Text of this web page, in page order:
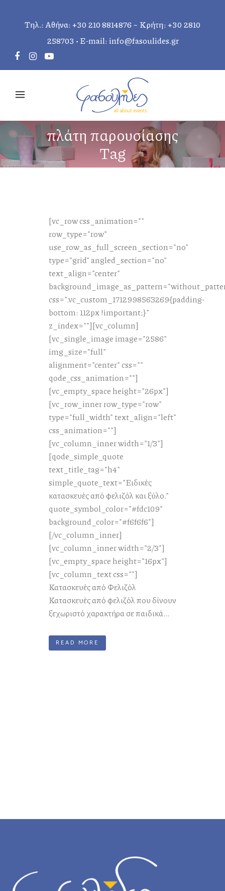
Τηλ.: Αθήνα:+30 210 8814876 ~ Κρήτη:+30 2810
258703 • E-mail:info@fasoulides.gr
πλάτη παρουσίασης
Tag
[vc_row css_animation=""
row_type="row"
use_row_as_full_screen_section="no"
type="grid" angled_section="no"
text_align="center"
css=".vc_custom_1712998563269{padding-
bottom: 112px !important;}"
z_index=""][vc_column]
[vc_single_image image="2586"
img_size="full"
alignment="center" css=""
qode_css_animation=""]
[vc_empty_space height="26px"]
[vc_row_inner row_type="row"
type="full_width" text_align="left"
css_animation=""]
[vc_column_inner width="1/3"]
[qode_simple_quote
text_title_tag="h4"
simple_quote_text="Ειδικές
κατασκευές από φελιζόλ και ξύλο."
quote_symbol_color="#fdc109"
background_color="#f6f6f6"]
[/vc_column_inner]
[vc_column_inner width="2/3"]
[vc_empty_space height="16px"]
[vc_column_text css=""]
Κατασκευές από Φελιζόλ
Κατασκευές από φελιζόλ που δίνουν
ξεχωριστό χαρακτήρα σε παιδικά...
READ MORE